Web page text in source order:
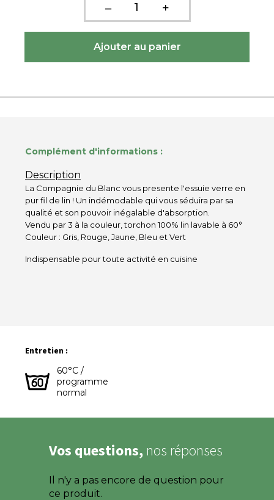
Complément d'informations :
Description
La Compagnie du Blanc vous presente l'essuie verre en
pur fil de lin ! Un indémodable qui vous séduira par sa
qualité et son pouvoir inégalable d'absorption.
Vendu par 3 à la couleur, torchon 100% lin lavable à 60°
Couleur : Gris, Rouge, Jaune, Bleu et Vert
Indispensable pour toute activité en cuisine
Entretien :
60°C /
programme
normal
Vos questions, nos réponses
Il n'y a pas encore de question pour
ce produit.